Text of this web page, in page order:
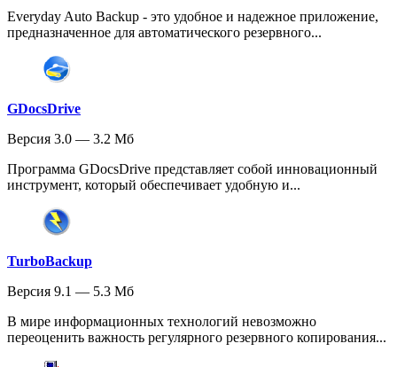
Everyday Auto Backup - это удобное и надежное приложение,
предназначенное для автоматического резервного...
GDocsDrive
Версия 3.0 — 3.2 Мб
Программа GDocsDrive представляет собой инновационный
инструмент, который обеспечивает удобную и...
TurboBackup
Версия 9.1 — 5.3 Мб
В мире информационных технологий невозможно
переоценить важность регулярного резервного копирования...